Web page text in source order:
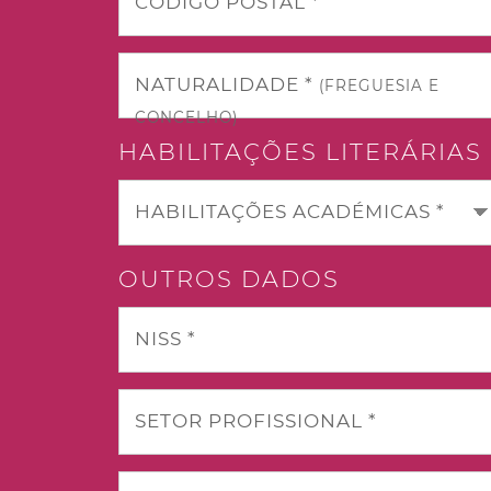
NATURALIDADE * (FREGUESIA E
CONCELHO)
HABILITAÇÕES LITERÁRIAS
HABILITAÇÕES ACADÉMICAS *
OUTROS DADOS
NISS *
SETOR PROFISSIONAL *